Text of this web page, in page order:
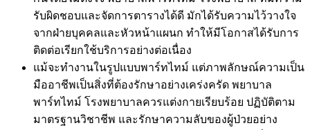
รับผิดชอบและจัดการตารางได้ดี มักได้รับความไว้วางใจ
จากฝ่ายบุคคลและหัวหน้าแผนก ทำให้มีโอกาสได้รับการ
ติดต่อเรียกใช้บริการอย่างต่อเนื่อง
แม้จะทำงานในรูปแบบพาร์ทไทม์ แต่ภาพลักษณ์ความเป็น
มืออาชีพเป็นสิ่งที่ต้องรักษาอย่างเคร่งครัด พยาบาล
พาร์ทไทม์ โรงพยาบาลควรแต่งกายเรียบร้อย ปฏิบัติตาม
มาตรฐานวิชาชีพ และรักษาความลับของผู้ป่วยอย่าง